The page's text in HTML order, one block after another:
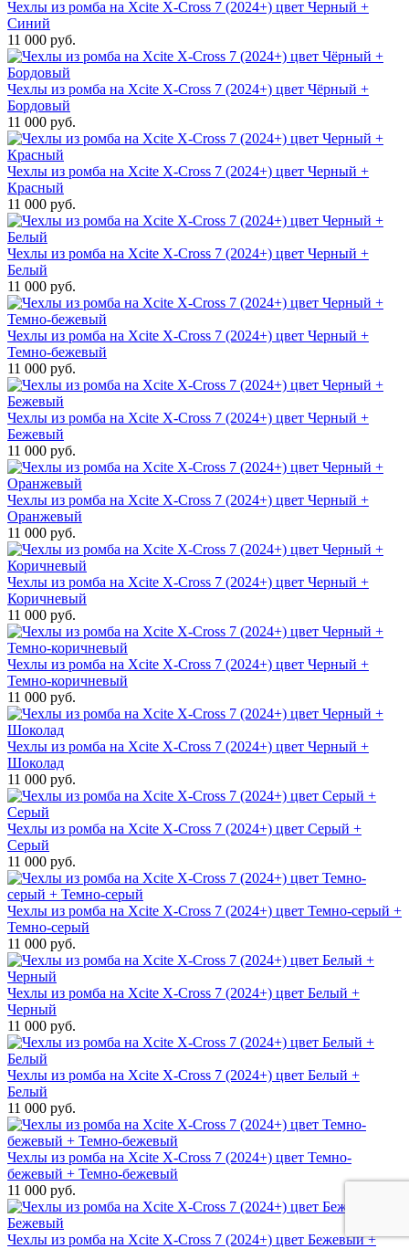
Чехлы из ромба на Xcite X-Cross 7 (2024+) цвет Черный +
Синий
11 000 руб.
Чехлы из ромба на Xcite X-Cross 7 (2024+) цвет Чёрный +
Бордовый
11 000 руб.
Чехлы из ромба на Xcite X-Cross 7 (2024+) цвет Черный +
Красный
11 000 руб.
Чехлы из ромба на Xcite X-Cross 7 (2024+) цвет Черный +
Белый
11 000 руб.
Чехлы из ромба на Xcite X-Cross 7 (2024+) цвет Черный +
Темно-бежевый
11 000 руб.
Чехлы из ромба на Xcite X-Cross 7 (2024+) цвет Черный +
Бежевый
11 000 руб.
Чехлы из ромба на Xcite X-Cross 7 (2024+) цвет Черный +
Оранжевый
11 000 руб.
Чехлы из ромба на Xcite X-Cross 7 (2024+) цвет Черный +
Коричневый
11 000 руб.
Чехлы из ромба на Xcite X-Cross 7 (2024+) цвет Черный +
Темно-коричневый
11 000 руб.
Чехлы из ромба на Xcite X-Cross 7 (2024+) цвет Черный +
Шоколад
11 000 руб.
Чехлы из ромба на Xcite X-Cross 7 (2024+) цвет Серый +
Серый
11 000 руб.
Чехлы из ромба на Xcite X-Cross 7 (2024+) цвет Темно-серый +
Темно-серый
11 000 руб.
Чехлы из ромба на Xcite X-Cross 7 (2024+) цвет Белый +
Черный
11 000 руб.
Чехлы из ромба на Xcite X-Cross 7 (2024+) цвет Белый +
Белый
11 000 руб.
Чехлы из ромба на Xcite X-Cross 7 (2024+) цвет Темно-
бежевый + Темно-бежевый
11 000 руб.
Чехлы из ромба на Xcite X-Cross 7 (2024+) цвет Бежевый +